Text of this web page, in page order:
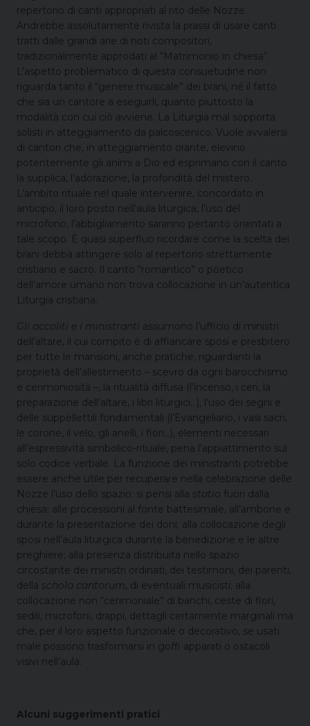
repertorio di canti appropriati al rito delle Nozze.
Andrebbe assolutamente rivista la prassi di usare canti
tratti dalle grandi arie di noti compositori,
tradizionalmente approdati al “Matrimonio in chiesa”.
L’aspetto problematico di questa consuetudine non
riguarda tanto il “genere musicale” dei brani, né il fatto
che sia un cantore a eseguirli, quanto piuttosto la
modalità con cui ciò avviene. La Liturgia mal sopporta
solisti in atteggiamento da palcoscenico. Vuole avvalersi
di cantori che, in atteggiamento orante, elevino
potentemente gli animi a Dio ed esprimano con il canto
la supplica, l’adorazione, la profondità del mistero.
L’ambito rituale nel quale intervenire, concordato in
anticipo, il loro posto nell’aula liturgica, l’uso del
microfono, l’abbigliamento saranno pertanto orientati a
tale scopo. È quasi superfluo ricordare come la scelta dei
brani debba attingere solo al repertorio strettamente
cristiano e sacro. Il canto “romantico” o poetico
dell’amore umano non trova collocazione in un’autentica
Liturgia cristiana.
Gli accoliti e i ministranti assumono l’ufficio di ministri
dell’altare, il cui compito è di affiancare sposi e presbitero
per tutte le mansioni, anche pratiche, riguardanti la
proprietà dell’allestimento – scevro da ogni barocchismo
e cerimoniosità –, la ritualità diffusa (l’incenso, i ceri, la
preparazione dell’altare, i libri liturgici…), l’uso dei segni e
delle suppellettili fondamentali (l’Evangeliario, i vasi sacri,
le corone, il velo, gli anelli, i fiori…), elementi necessari
all’espressività simbolico-rituale, pena l’appiattimento sul
solo codice verbale. La funzione dei ministranti potrebbe
essere anche utile per recuperare nella celebrazione delle
Nozze l’uso dello spazio: si pensi alla statio fuori dalla
chiesa; alle processioni al fonte battesimale, all’ambone e
durante la presentazione dei doni; alla collocazione degli
sposi nell’aula liturgica durante la benedizione e le altre
preghiere; alla presenza distribuita nello spazio
circostante dei ministri ordinati, dei testimoni, dei parenti,
della schola cantorum, di eventuali musicisti; alla
collocazione non “cerimoniale” di banchi, ceste di fiori,
sedili, microfoni, drappi, dettagli certamente marginali ma
che, per il loro aspetto funzionale o decorativo, se usati
male possono trasformarsi in goffi apparati o ostacoli
visivi nell’aula.
Alcuni suggerimenti pratici